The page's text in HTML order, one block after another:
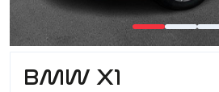
BMW X1